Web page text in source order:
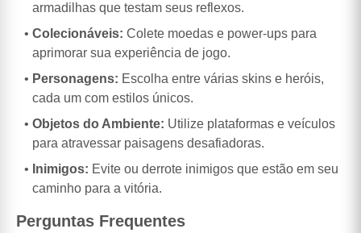
armadilhas que testam seus reflexos.
Colecionáveis: Colete moedas e power-ups para
aprimorar sua experiência de jogo.
Personagens: Escolha entre várias skins e heróis,
cada um com estilos únicos.
Objetos do Ambiente: Utilize plataformas e veículos
para atravessar paisagens desafiadoras.
Inimigos: Evite ou derrote inimigos que estão em seu
caminho para a vitória.
Perguntas Frequentes